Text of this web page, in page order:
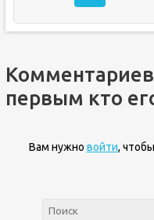
первым кто
Вам нужно войти,